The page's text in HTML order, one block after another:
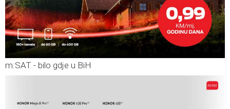
m:SAT - bilo gdje u BiH